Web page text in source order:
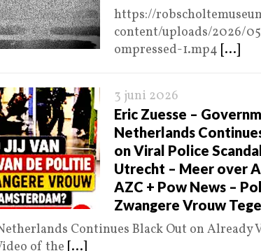
https://
content/uploads/2026/
ompressed-1.mp4 [...]
3 juni 2026
Eric Zuesse –
Netherlands
on Viral Police
Utrecht – Meer over
AZC + Pow News –
Zwangere Vrouw
Continues Black Out on Already
of the [...]